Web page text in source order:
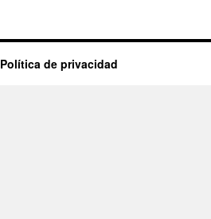
Política de privacidad